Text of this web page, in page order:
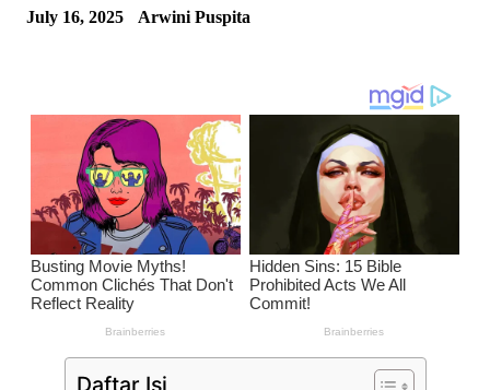
July 16, 2025 Arwini Puspita
Daftar Isi